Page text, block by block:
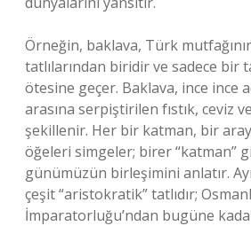
Örneğin, baklava, Türk
tatlılarından biridir ve sadece bir
ötesine geçer. Baklava, ince ince
arasına serpiştirilen fıstık, ceviz
şekillenir. Her bir katman, bir
öğeleri simgeler; birer “katman”
günümüzün birleşimini anlatır.
çeşit “aristokratik” tatlıdır;
İmparatorluğu’ndan bugüne